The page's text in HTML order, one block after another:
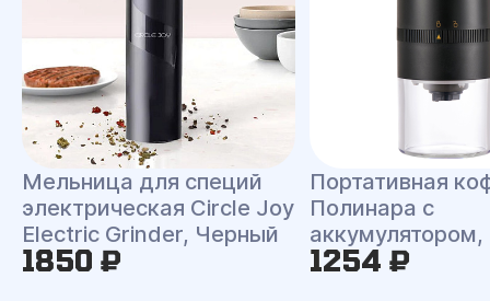
Мельница для специй
электрическая Circle Joy
Electric Grinder, Черный
1850 ₽
Портативная
Полинара с
1254 ₽